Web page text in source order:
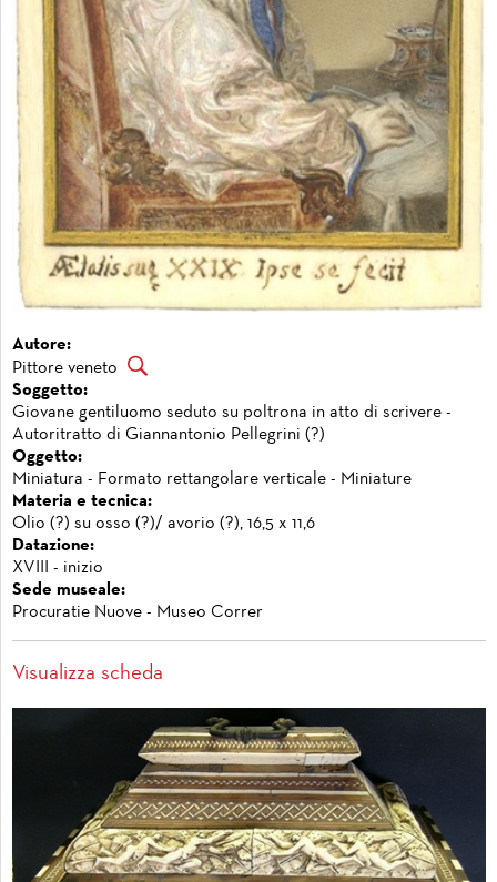
Autore:
Pittore veneto
Soggetto:
Giovane gentiluomo seduto su poltrona in atto di scrivere -
Autoritratto di Giannantonio Pellegrini (?)
Oggetto:
Miniatura - Formato rettangolare verticale - Miniature
Materia e tecnica:
Olio (?) su osso (?)/ avorio (?), 16,5 x 11,6
Datazione:
XVIII - inizio
Sede museale:
Procuratie Nuove - Museo Correr
Visualizza scheda